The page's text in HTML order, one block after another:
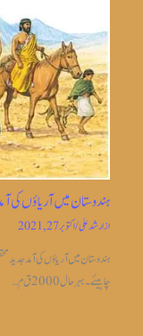
ہندوستان میں آریاؤں کی
ازارشد علی/اکتوبر 27, 2021
ہندوستان میں آریاؤں کی آمد
چاہیئے۔بہر حال 2000 ق م…